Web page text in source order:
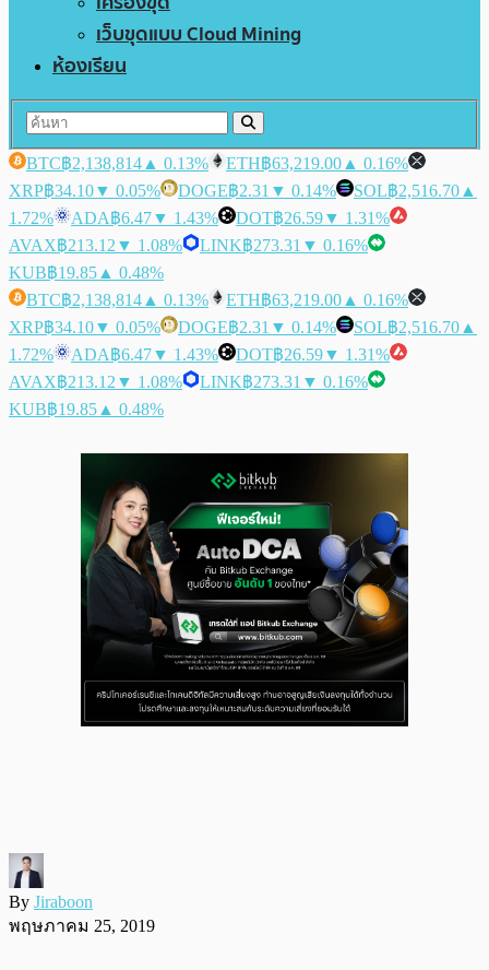
เว็บขุดแบบ Cloud Mining
ห้องเรียน
BTC฿2,138,814 ▲ 0.13% ETH฿63,219.00 ▲ 0.16%
XRP฿34.10▼ 0.05% DOGE฿2.31 ▼ 0.14% SOL฿2,516.70 ▲
1.72%
ADA฿6.47▼ 1.43% DOT฿26.59▼ 1.31%
AVAX฿213.12 ▼ 1.08% LINK฿273.31 ▼ 0.16%
KUB฿19.85 ▲ 0.48%
BTC฿2,138,814 ▲ 0.13% ETH฿63,219.00 ▲ 0.16%
XRP฿34.10▼ 0.05% DOGE฿2.31 ▼ 0.14% SOL฿2,516.70 ▲
1.72%
ADA฿6.47▼ 1.43% DOT฿26.59▼ 1.31%
AVAX฿213.12 ▼ 1.08% LINK฿273.31 ▼ 0.16%
KUB฿19.85 ▲ 0.48%
By Jiraboon
พฤษภาคม 25, 2019